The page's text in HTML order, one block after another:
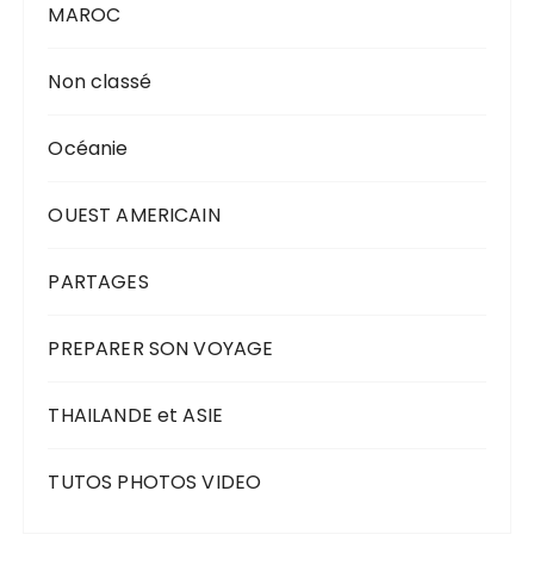
MAROC
Non classé
Océanie
OUEST AMERICAIN
PARTAGES
PREPARER SON VOYAGE
THAILANDE et ASIE
TUTOS PHOTOS VIDEO